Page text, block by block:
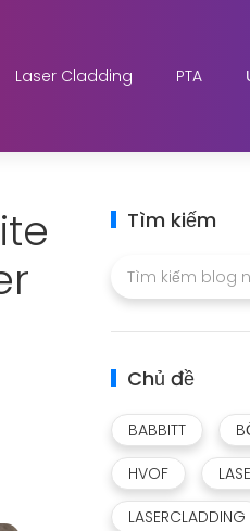
Laser Cladding PTA
Tìm kiếm
Chủ đề
BABBITT
HVOF
LASERCLADDING